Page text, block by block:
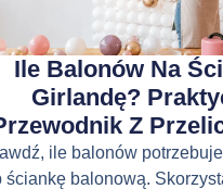
Ile Balonów Na
Girlandę?
Z
ile balonów
ściankę balonową.